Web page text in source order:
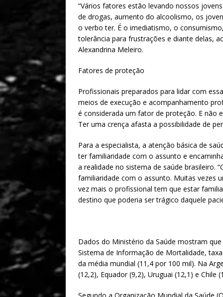
“Vários fatores estão levando nossos
de drogas, aumento do alcoolismo, os
o verbo ter. É o imediatismo, o
tolerância para frustrações e diante delas,
Alexandrina Meleiro.
Fatores de proteção
Profissionais preparados para lidar com
meios de execução e acompanhamento
é considerada um fator de proteção. E não
Ter uma crença afasta a possibilidade de
Para a especialista, a atenção básica de
ter familiaridade com o assunto e
a realidade no sistema de saúde brasileiro.
familiaridade com o assunto. Muitas vezes
vez mais o profissional tem que estar
destino que poderia ser trágico daquele
Dados do Ministério da Saúde mostram
Sistema de Informação de Mortalidade,
da média mundial (11,4 por 100 mil). Na
(12,2), Equador (9,2), Uruguai (12,1) e Chile